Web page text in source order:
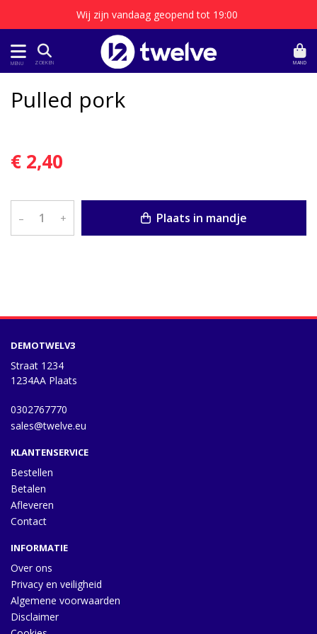
Wij zijn vandaag geopend tot 19:00
MENU ZOEKEN MAND
Pulled pork
€ 2,40
– + Plaats in mandje
DEMOTWELV3
Straat 1234
1234AA Plaats
0302767770
sales@twelve.eu
KLANTENSERVICE
Bestellen
Betalen
Afleveren
Contact
INFORMATIE
Over ons
Privacy en veiligheid
Algemene voorwaarden
Disclaimer